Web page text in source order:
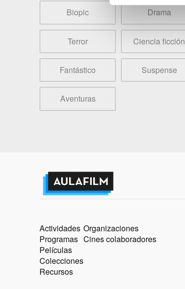
Biopic Drama
Terror Ciencia ficción
Fantástico Suspense
Aventuras
Actividades
Programas
Películas
Colecciones
Recursos
Organizaciones
Cines colaboradores